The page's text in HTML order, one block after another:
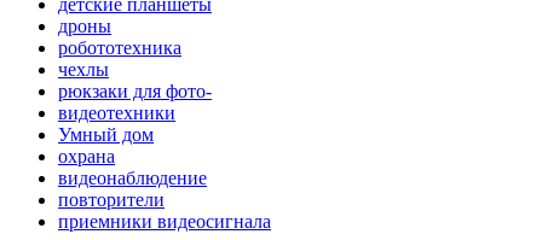
детские планшеты
дроны
робототехника
чехлы
рюкзаки для фото-
видеотехники
Умный дом
охрана
видеонаблюдение
повторители
приемники видеосигнала